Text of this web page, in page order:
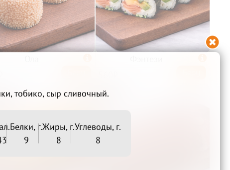

тобико, сыр сливочный.
Белки, г.
9
Жиры, г.
8
Углеводы, г.
8